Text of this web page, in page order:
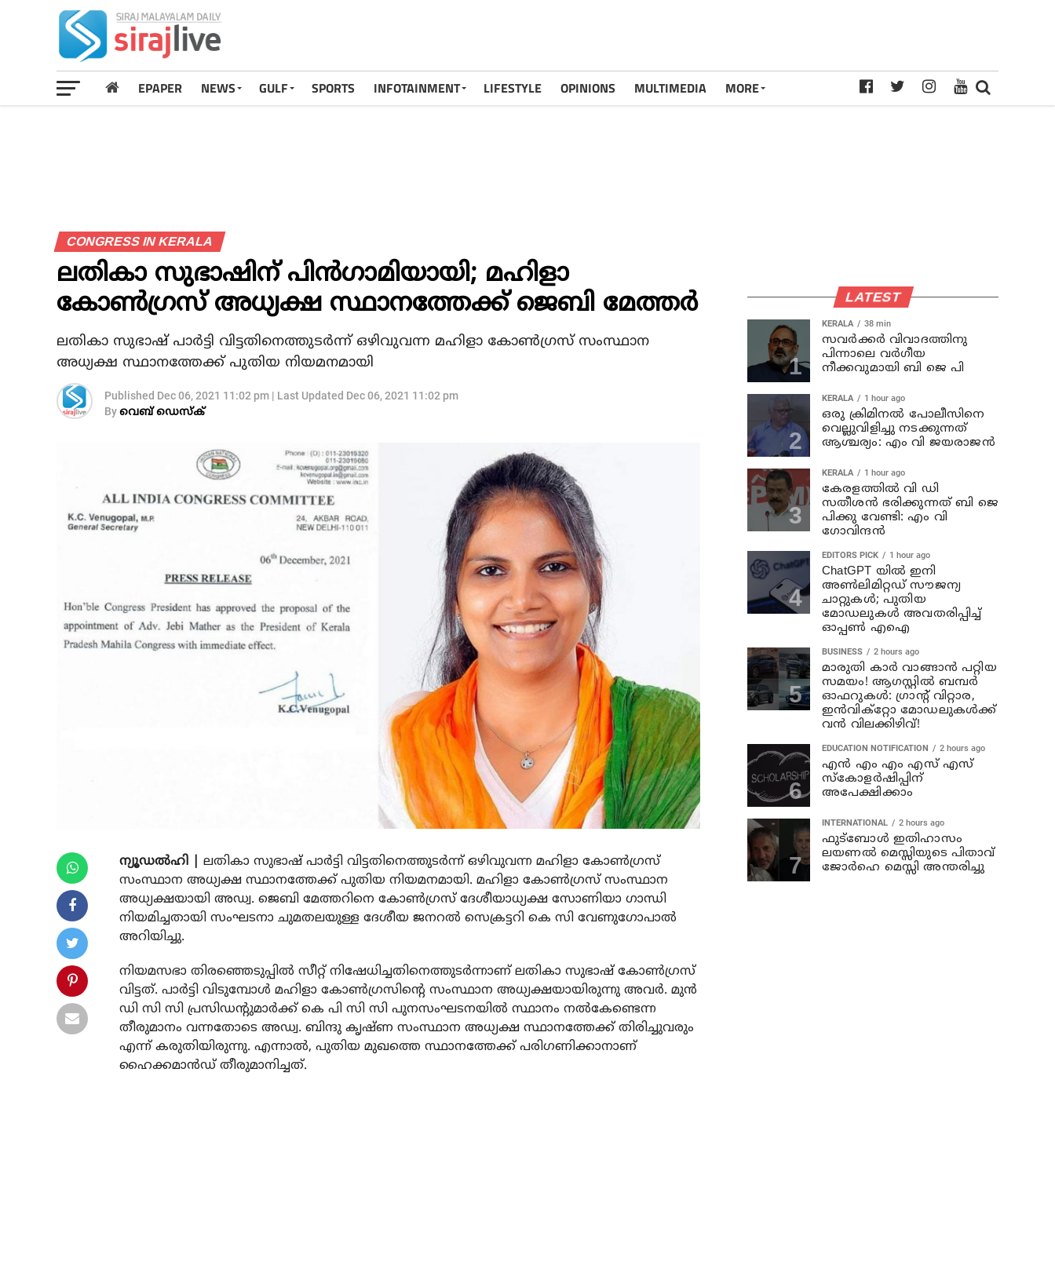
EPAPER NEWS GULF SPORTS INFOTAINMENT LIFESTYLE OPINIONS MULTIMEDIA MORE
CONGRESS IN KERALA
ലതികാ സുഭാഷിന് പിന്‍ഗാമിയായി; മഹിളാ
കോണ്‍ഗ്രസ് അധ്യക്ഷ സ്ഥാനത്തേക്ക് ജെബി മേത്തര്‍
ലതികാ സുഭാഷ് പാര്‍ട്ടി വിട്ടതിനെത്തുടര്‍ന്ന് ഒഴിവുവന്ന മഹിളാ കോണ്‍ഗ്രസ് സംസ്ഥാന
അധ്യക്ഷ സ്ഥാനത്തേക്ക് പുതിയ നിയമനമായി
Published Dec 06, 2021 11:02 pm | Last Updated Dec 06, 2021 11:02 pm
Byവെബ് ഡെസ്‌ക്
ന്യൂഡല്‍ഹി |
ലതികാ സുഭാഷ് പാര്‍ട്ടി വിട്ടതിനെത്തുടര്‍ന്ന് ഒഴിവുവന്ന മഹിളാ കോണ്‍ഗ്രസ്
സംസ്ഥാന അധ്യക്ഷ സ്ഥാനത്തേക്ക് പുതിയ നിയമനമായി. മഹിളാ കോണ്‍ഗ്രസ് സംസ്ഥാന
അധ്യക്ഷയായി അഡ്വ. ജെബി മേത്തറിനെ കോണ്‍ഗ്രസ് ദേശീയാധ്യക്ഷ സോണിയാ ഗാന്ധി
നിയമിച്ചതായി സംഘടനാ ചുമതലയുള്ള ദേശീയ ജനറല്‍ സെക്രട്ടറി കെ സി വേണുഗോപാല്‍
അറിയിച്ചു.
നിയമസഭാ തിരഞ്ഞെടുപ്പില്‍ സീറ്റ് നിഷേധിച്ചതിനെത്തുടര്‍ന്നാണ് ലതികാ സുഭാഷ് കോണ്‍ഗ്രസ്
വിട്ടത്. പാര്‍ട്ടി വിടുമ്പോള്‍ മഹിളാ കോണ്‍ഗ്രസിന്റെ സംസ്ഥാന അധ്യക്ഷയായിരുന്നു അവര്‍. മുന്‍
ഡി സി സി പ്രസിഡന്റുമാര്‍ക്ക് കെ പി സി സി പുനസംഘടനയില്‍ സ്ഥാനം നല്‍കേണ്ടെന്ന
തീരുമാനം വന്നതോടെ അഡ്വ. ബിന്ദു കൃഷ്ണ സംസ്ഥാന അധ്യക്ഷ സ്ഥാനത്തേക്ക് തിരിച്ചുവരും
എന്ന് കരുതിയിരുന്നു. എന്നാല്‍, പുതിയ മുഖത്തെ സ്ഥാനത്തേക്ക് പരിഗണിക്കാനാണ്
ഹൈക്കമാന്‍ഡ് തീരുമാനിച്ചത്.
LATEST
KERALA 38 min
സവര്‍ക്കര്‍ വിവാദത്തിനു
പിന്നാലെ വര്‍ഗീയ
നീക്കവുമായി ബി ജെ പി
KERALA 1 hour ago
ഒരു ക്രിമിനല്‍ പോലീസിനെ
വെല്ലുവിളിച്ചു നടക്കുന്നത്
ആശ്ചര്യം: എം വി ജയരാജന്‍
KERALA 1 hour ago
കേരളത്തില്‍ വി ഡി
സതീശന്‍ ഭരിക്കുന്നത് ബി ജെ
പിക്കു വേണ്ടി: എം വി
ഗോവിന്ദന്‍
EDITORS PICK 1 hour ago
ChatGPT യിൽ ഇനി
അൺലിമിറ്റഡ് സൗജന്യ
ചാറ്റുകൾ; പുതിയ
മോഡലുകൾ അവതരിപ്പിച്ച്
ഓപ്പൺ എഐ
BUSINESS 2 hours ago
മാരുതി കാർ വാങ്ങാൻ പറ്റിയ
സമയം! ആഗസ്റ്റിൽ ബമ്പർ
ഓഫറുകൾ: ഗ്രാന്റ് വിറ്റാര,
ഇൻവിക്റ്റോ മോഡലുകൾക്ക്
വൻ വിലക്കിഴിവ്!
EDUCATION NOTIFICATION 2 hours ago
എൻ എം എം എസ് എസ്
സ്കോളർഷിപ്പിന്
അപേക്ഷിക്കാം
INTERNATIONAL 2 hours ago
ഫുട്ബോൾ ഇതിഹാസം
ലയണൽ മെസ്സിയുടെ പിതാവ്
ജോർഹെ മെസ്സി അന്തരിച്ചു